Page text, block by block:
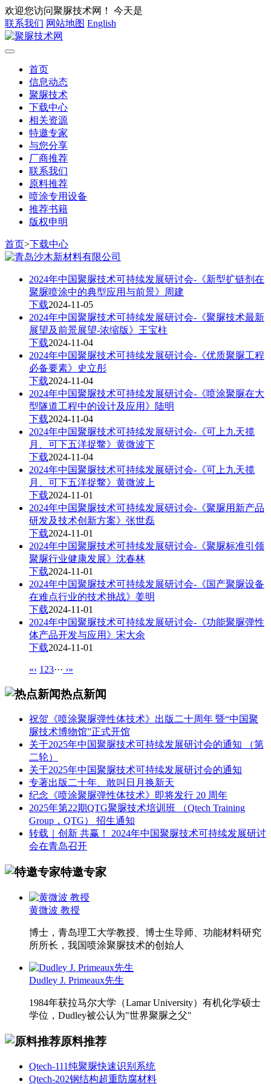
欢迎您访问聚脲技术网！ 今天是
联系我们 网站地图 English
首页
信息动态
聚脲技术
下载中心
相关资源
特邀专家
与您分享
厂商推荐
联系我们
原料推荐
喷涂专用设备
推荐书籍
版权申明
首页>下载中心
2024年中国聚脲技术可持续发展研讨会-《新型扩链剂在
聚脲喷涂中的典型应用与前景》周建
下载2024-11-05
2024年中国聚脲技术可持续发展研讨会-《聚脲技术最新
展望及前景展望-浓缩版》王宝柱
下载2024-11-04
2024年中国聚脲技术可持续发展研讨会-《优质聚脲工程
必备要素》史立彤
下载2024-11-04
2024年中国聚脲技术可持续发展研讨会-《喷涂聚脲在大
型隧道工程中的设计及应用》陆明
下载2024-11-04
2024年中国聚脲技术可持续发展研讨会-《可上九天揽
月、可下五洋捉鳖》黄微波下
下载2024-11-04
2024年中国聚脲技术可持续发展研讨会-《可上九天揽
月、可下五洋捉鳖》黄微波上
下载2024-11-01
2024年中国聚脲技术可持续发展研讨会-《聚脲用新产品
研发及技术创新方案》张世磊
下载2024-11-01
2024年中国聚脲技术可持续发展研讨会-《聚脲标准引领
聚脲行业健康发展》沈春林
下载2024-11-01
2024年中国聚脲技术可持续发展研讨会-《国产聚脲设备
在难点行业的技术挑战》姜明
下载2024-11-01
2024年中国聚脲技术可持续发展研讨会-《功能聚脲弹性
体产品开发与应用》宋大余
下载2024-11-01
«‹ 1 23··· ›»
热点新闻
祝贺《喷涂聚脲弹性体技术》出版二十周年 暨“中国聚
脲技术博物馆”正式开馆
关于2025年中国聚脲技术可持续发展研讨会的通知 （第
二轮）
关于2025年中国聚脲技术可持续发展研讨会的通知
专著出版二十年、敢叫日月换新天
纪念《喷涂聚脲弹性体技术》即将发行 20 周年
2025年第22期QTG聚脲技术培训班 （Qtech Training
Group，QTG） 招生通知
转载｜创新 共赢！ 2024年中国聚脲技术可持续发展研讨
会在青岛召开
特邀专家
黄微波 教授
博士，青岛理工大学教授、博士生导师、功能材料研究
所所长，我国喷涂聚脲技术的创始人
Dudley J. Primeaux先生
1984年获拉马尔大学（Lamar University）有机化学硕士
学位，Dudley被公认为"世界聚脲之父"
原料推荐
Qtech-111纯聚脲快速识别系统
Qtech-202钢结构超重防腐材料